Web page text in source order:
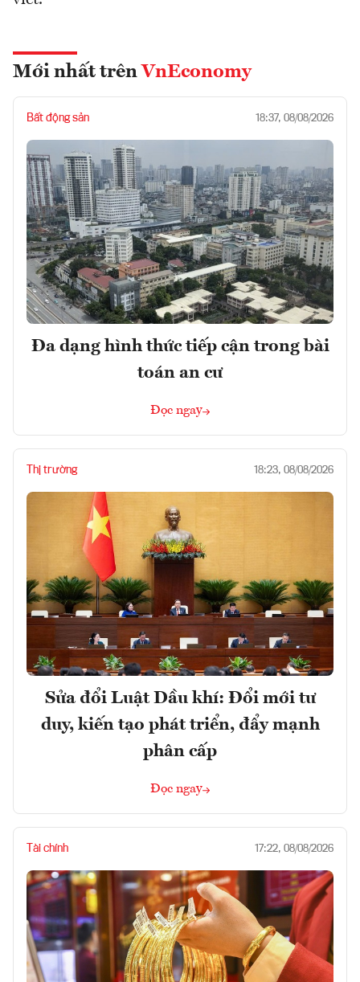
Mới nhất trên VnEconomy
Bất động sản 18:37, 08/08/2026
Đa dạng hình thức tiếp cận trong bài
toán an cư
Đọc ngay
Thị trường 18:23, 08/08/2026
Sửa đổi Luật Dầu khí: Đổi mới tư
duy, kiến tạo phát triển, đẩy mạnh
phân cấp
Đọc ngay
Tài chính 17:22, 08/08/2026